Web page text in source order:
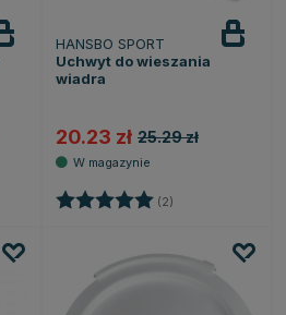
HANSBO SPORT
Uchwyt do wieszania
wiadra
20.23 zł 25.29 zł
Ocena: (2)